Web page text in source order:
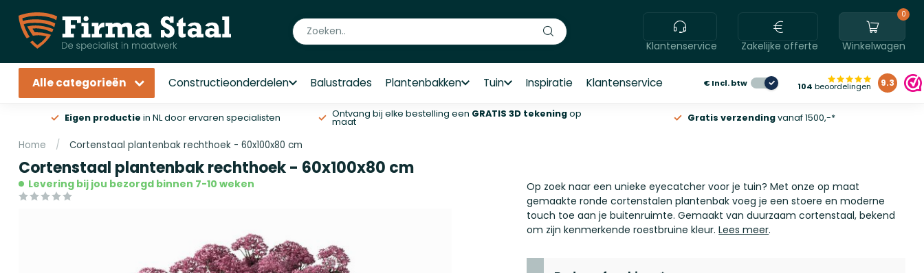
Klantenservice Zakelijke offerte
0
Winkelwagen
Alle categorieën Constructieonderdelen Balustrades Plantenbakken Tuin Inspiratie Klantenservice €Incl. btw 104 beoordelingen 9.3
Eigen productie in NL door ervaren specialisten Ontvang bij elke bestelling een GRATIS 3D tekeningop
maat Gratis verzendingvanaf 1500,-*
Home / Cortenstaal plantenbak rechthoek - 60x100x80 cm
Cortenstaal plantenbak rechthoek - 60x100x80 cm
Levering bij jou bezorgd binnen 7-10 weken
​Op zoek naar een unieke eyecatcher voor je tuin? Met onze op maat
gemaakte ronde cortenstalen plantenbak voeg je een stoere en moderne
touch toe aan je buitenruimte. Gemaakt van duurzaam cortenstaal, bekend
om zijn kenmerkende roestbruine kleur.Lees meer.